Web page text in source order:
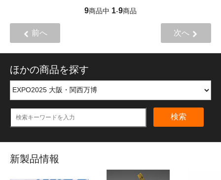
9商品中 1-9商品
前へ 次へ
ほかの商品を探す
検索
新製品情報